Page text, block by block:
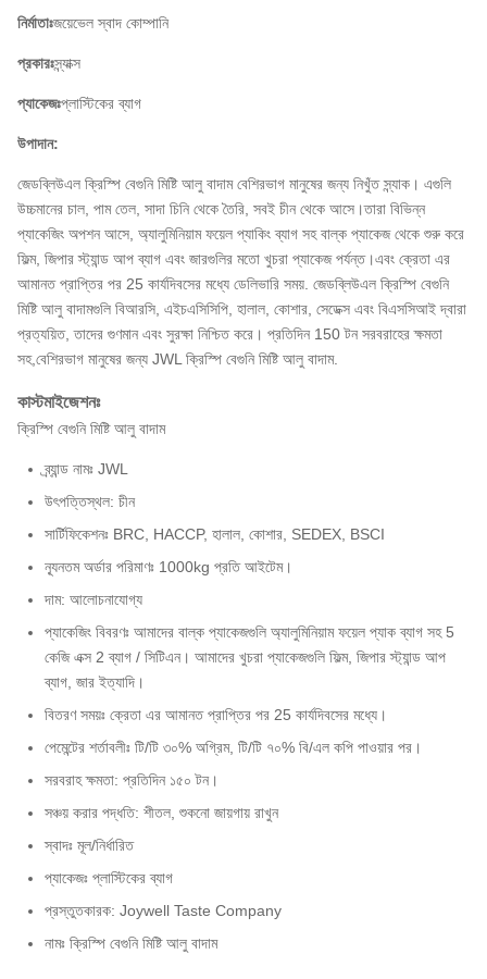
নির্মাতাঃজয়েভেল স্বাদ কোম্পানি
প্রকারঃস্ন্যাক্স
প্যাকেজঃপ্লাস্টিকের ব্যাগ
উপাদান:
জেডব্লিউএল ক্রিস্পি বেগুনি মিষ্টি আলু বাদাম বেশিরভাগ মানুষের জন্য নিখুঁত স্ন্যাক। এগুলি
উচ্চমানের চাল, পাম তেল, সাদা চিনি থেকে তৈরি, সবই চীন থেকে আসে।তারা বিভিন্ন
প্যাকেজিং অপশন আসে, অ্যালুমিনিয়াম ফয়েল প্যাকিং ব্যাগ সহ বাল্ক প্যাকেজ থেকে শুরু করে
ফিল্ম, জিপার স্ট্যান্ড আপ ব্যাগ এবং জারগুলির মতো খুচরা প্যাকেজ পর্যন্ত।এবং ক্রেতা এর
আমানত প্রাপ্তির পর 25 কার্যদিবসের মধ্যে ডেলিভারি সময়. জেডব্লিউএল ক্রিস্পি বেগুনি
মিষ্টি আলু বাদামগুলি বিআরসি, এইচএসিসিপি, হালাল, কোশার, সেডেক্স এবং বিএসসিআই দ্বারা
প্রত্যয়িত, তাদের গুণমান এবং সুরক্ষা নিশ্চিত করে। প্রতিদিন 150 টন সরবরাহের ক্ষমতা
সহ,বেশিরভাগ মানুষের জন্য JWL ক্রিস্পি বেগুনি মিষ্টি আলু বাদাম.
কাস্টমাইজেশনঃ
ক্রিস্পি বেগুনি মিষ্টি আলু বাদাম
ব্র্যান্ড নামঃ JWL
উৎপত্তিস্থল: চীন
সার্টিফিকেশনঃ BRC, HACCP, হালাল, কোশার, SEDEX, BSCI
ন্যূনতম অর্ডার পরিমাণঃ 1000kg প্রতি আইটেম।
দাম: আলোচনাযোগ্য
প্যাকেজিং বিবরণঃ আমাদের বাল্ক প্যাকেজগুলি অ্যালুমিনিয়াম ফয়েল প্যাক ব্যাগ সহ 5
কেজি এক্স 2 ব্যাগ / সিটিএন। আমাদের খুচরা প্যাকেজগুলি ফিল্ম, জিপার স্ট্যান্ড আপ
ব্যাগ, জার ইত্যাদি।
বিতরণ সময়ঃ ক্রেতা এর আমানত প্রাপ্তির পর 25 কার্যদিবসের মধ্যে।
পেমেন্টের শর্তাবলীঃ টি/টি ৩০% অগ্রিম, টি/টি ৭০% বি/এল কপি পাওয়ার পর।
সরবরাহ ক্ষমতা: প্রতিদিন ১৫০ টন।
সঞ্চয় করার পদ্ধতি: শীতল, শুকনো জায়গায় রাখুন
স্বাদঃ মূল/নির্ধারিত
প্যাকেজঃ প্লাস্টিকের ব্যাগ
প্রস্তুতকারক: Joywell Taste Company
নামঃ ক্রিস্পি বেগুনি মিষ্টি আলু বাদাম